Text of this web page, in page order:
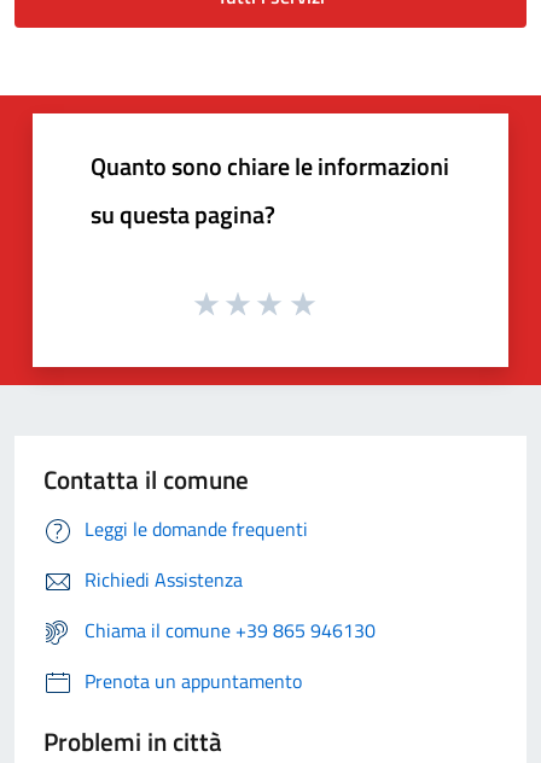
Quanto sono chiare le informazioni
su questa pagina?
Contatta il comune
Leggi le domande frequenti
Richiedi Assistenza
Chiama il comune +39 865 946130
Prenota un appuntamento
Problemi in città